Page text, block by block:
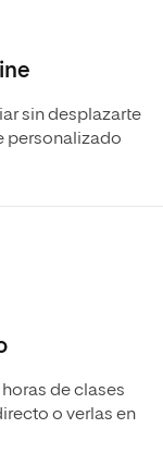
sin desplazarte
personalizado
de clases
o verlas en